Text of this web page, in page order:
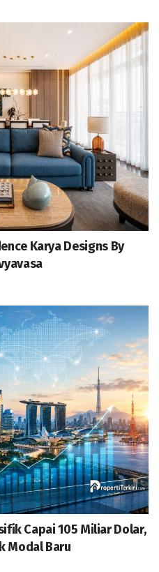
Karya Designs By
Capai 105 Miliar Dolar,
Modal Baru